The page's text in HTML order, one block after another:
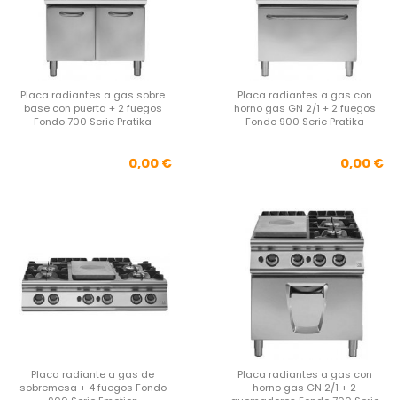
Placa radiantes a gas sobre
base con puerta + 2 fuegos
Fondo 700 Serie Pratika
Precio
0,00 €
Placa radiantes a gas con
horno gas GN 2/1 + 2 fuegos
Fondo 900 Serie Pratika
0,00 €
Placa radiante a gas de
sobremesa + 4 fuegos Fondo
Placa radiantes a gas con
horno gas GN 2/1 + 2